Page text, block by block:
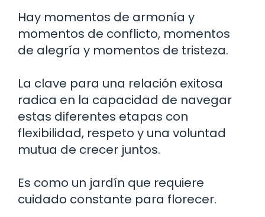
Hay momentos de armonía y
momentos de conflicto, momentos
de alegría y momentos de tristeza.
La clave para una relación exitosa
radica en la capacidad de navegar
estas diferentes etapas con
flexibilidad, respeto y una voluntad
mutua de crecer juntos.
Es como un jardín que requiere
cuidado constante para florecer.